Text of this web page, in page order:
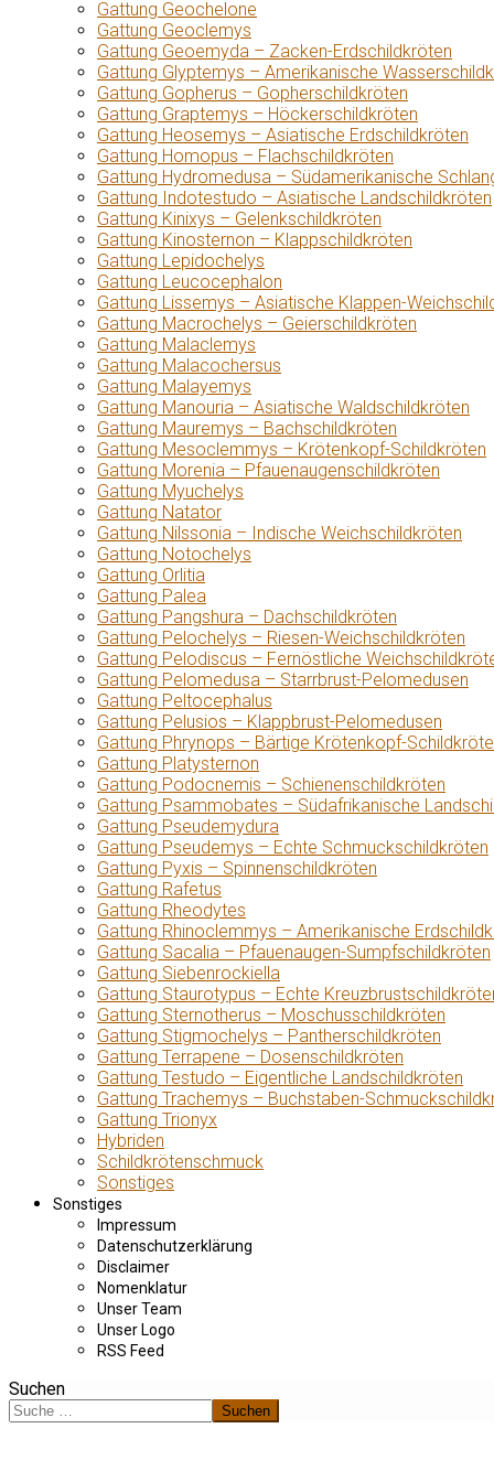
Gattung Geochelone
Gattung Geoclemys
Gattung Geoemyda – Zacken-Erdschildkröten
Gattung Glyptemys – Amerikanische
Gattung Gopherus – Gopherschildkröten
Gattung Graptemys – Höckerschildkröten
Gattung Heosemys – Asiatische Erdschildkröten
Gattung Homopus – Flachschildkröten
Gattung Hydromedusa – Südamerikanische
Gattung Indotestudo – Asiatische Landschildkröten
Gattung Kinixys – Gelenkschildkröten
Gattung Kinosternon – Klappschildkröten
Gattung Lepidochelys
Gattung Leucocephalon
Gattung Lissemys – Asiatische Klappen-
Gattung Macrochelys – Geierschildkröten
Gattung Malaclemys
Gattung Malacochersus
Gattung Malayemys
Gattung Manouria – Asiatische Waldschildkröten
Gattung Mauremys – Bachschildkröten
Gattung Mesoclemmys – Krötenkopf-Schildkröten
Gattung Morenia – Pfauenaugenschildkröten
Gattung Myuchelys
Gattung Natator
Gattung Nilssonia – Indische Weichschildkröten
Gattung Notochelys
Gattung Orlitia
Gattung Palea
Gattung Pangshura – Dachschildkröten
Gattung Pelochelys – Riesen-Weichschildkröten
Gattung Pelodiscus – Fernöstliche
Gattung Pelomedusa – Starrbrust-Pelomedusen
Gattung Peltocephalus
Gattung Pelusios – Klappbrust-Pelomedusen
Gattung Phrynops – Bärtige Krötenkopf-
Gattung Platysternon
Gattung Podocnemis – Schienenschildkröten
Gattung Psammobates – Südafrikanische
Gattung Pseudemydura
Gattung Pseudemys – Echte Schmuckschildkröten
Gattung Pyxis – Spinnenschildkröten
Gattung Rafetus
Gattung Rheodytes
Gattung Rhinoclemmys – Amerikanische
Gattung Sacalia – Pfauenaugen-Sumpfschildkröten
Gattung Siebenrockiella
Gattung Staurotypus – Echte
Gattung Sternotherus – Moschusschildkröten
Gattung Stigmochelys – Pantherschildkröten
Gattung Terrapene – Dosenschildkröten
Gattung Testudo – Eigentliche Landschildkröten
Gattung Trachemys – Buchstaben-
Gattung Trionyx
Hybriden
Schildkrötenschmuck
Sonstiges
Sonstiges
Impressum
Datenschutzerklärung
Disclaimer
Nomenklatur
Unser Team
Unser Logo
RSS Feed
Suchen
Suchen